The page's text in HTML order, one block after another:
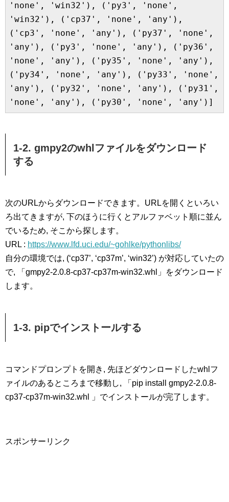
'none', 'win32'), ('py3', 'none',
'win32'), ('cp37', 'none', 'any'),
('cp3', 'none', 'any'), ('py37', 'none',
'any'), ('py3', 'none', 'any'), ('py36',
'none', 'any'), ('py35', 'none', 'any'),
('py34', 'none', 'any'), ('py33', 'none',
'any'), ('py32', 'none', 'any'), ('py31',
'none', 'any'), ('py30', 'none', 'any')]
1-2. gmpy2のwhlファイルをダウンロード
する
次のURLからダウンロードできます。URLを開くといろい
ろ出てきますが, 下のほうに行くとアルファベット順に並ん
でいるため, そこから探します。
URL : https://www.lfd.uci.edu/~gohlke/pythonlibs/
自分の環境では, (‘cp37’, ‘cp37m’, ‘win32’) が対応していたの
で, 「gmpy2-2.0.8-cp37-cp37m-win32.whl」をダウンロード
します。
1-3. pipでインストールする
コマンドプロンプトを開き, 先ほどダウンロードしたwhlフ
ァイルのあるところまで移動し, 「pip install gmpy2-2.0.8-
cp37-cp37m-win32.whl 」でインストールが完了します。
スポンサーリンク